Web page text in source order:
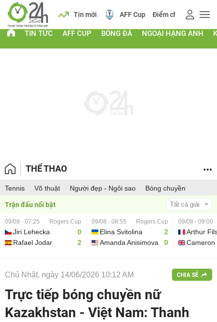
Lịch Tin mới AFF Cup Điểm chuẩn 2026
TIN TỨC AFF CUP BÓNG ĐÁ NGOẠI HẠNG ANH
THỂ THAO
Tennis Võ thuật Người đẹp - Ngôi sao Bóng chuyền
Trận đấu nổi bật Tất cả giải
09/08 - 07:25 Rogers Cup
Jiri Lehecka
0
Rafael Jodar
2
09/08 - 08:55 Rogers Cup
Elina Svitolina
2
Amanda Anisimova
0
09/08 - 09:00
Arthur
Cameron
Chủ Nhật, ngày 14/06/2026 10:12 AM CHIA SẺ
Trực tiếp bóng chuyền nữ
Kazakhstan - Việt Nam: Thanh